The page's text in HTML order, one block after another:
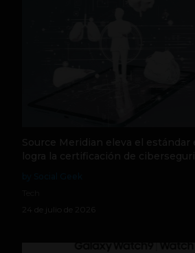
Source Meridian eleva el
logra la certificación de
24 de julio de 2026